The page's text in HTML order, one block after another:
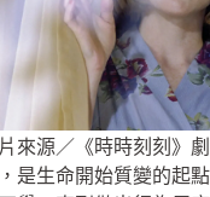
來源／《時時刻刻》
，是生命開始質變的起